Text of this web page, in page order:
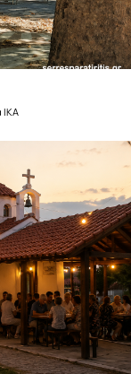
ΙΚΑ